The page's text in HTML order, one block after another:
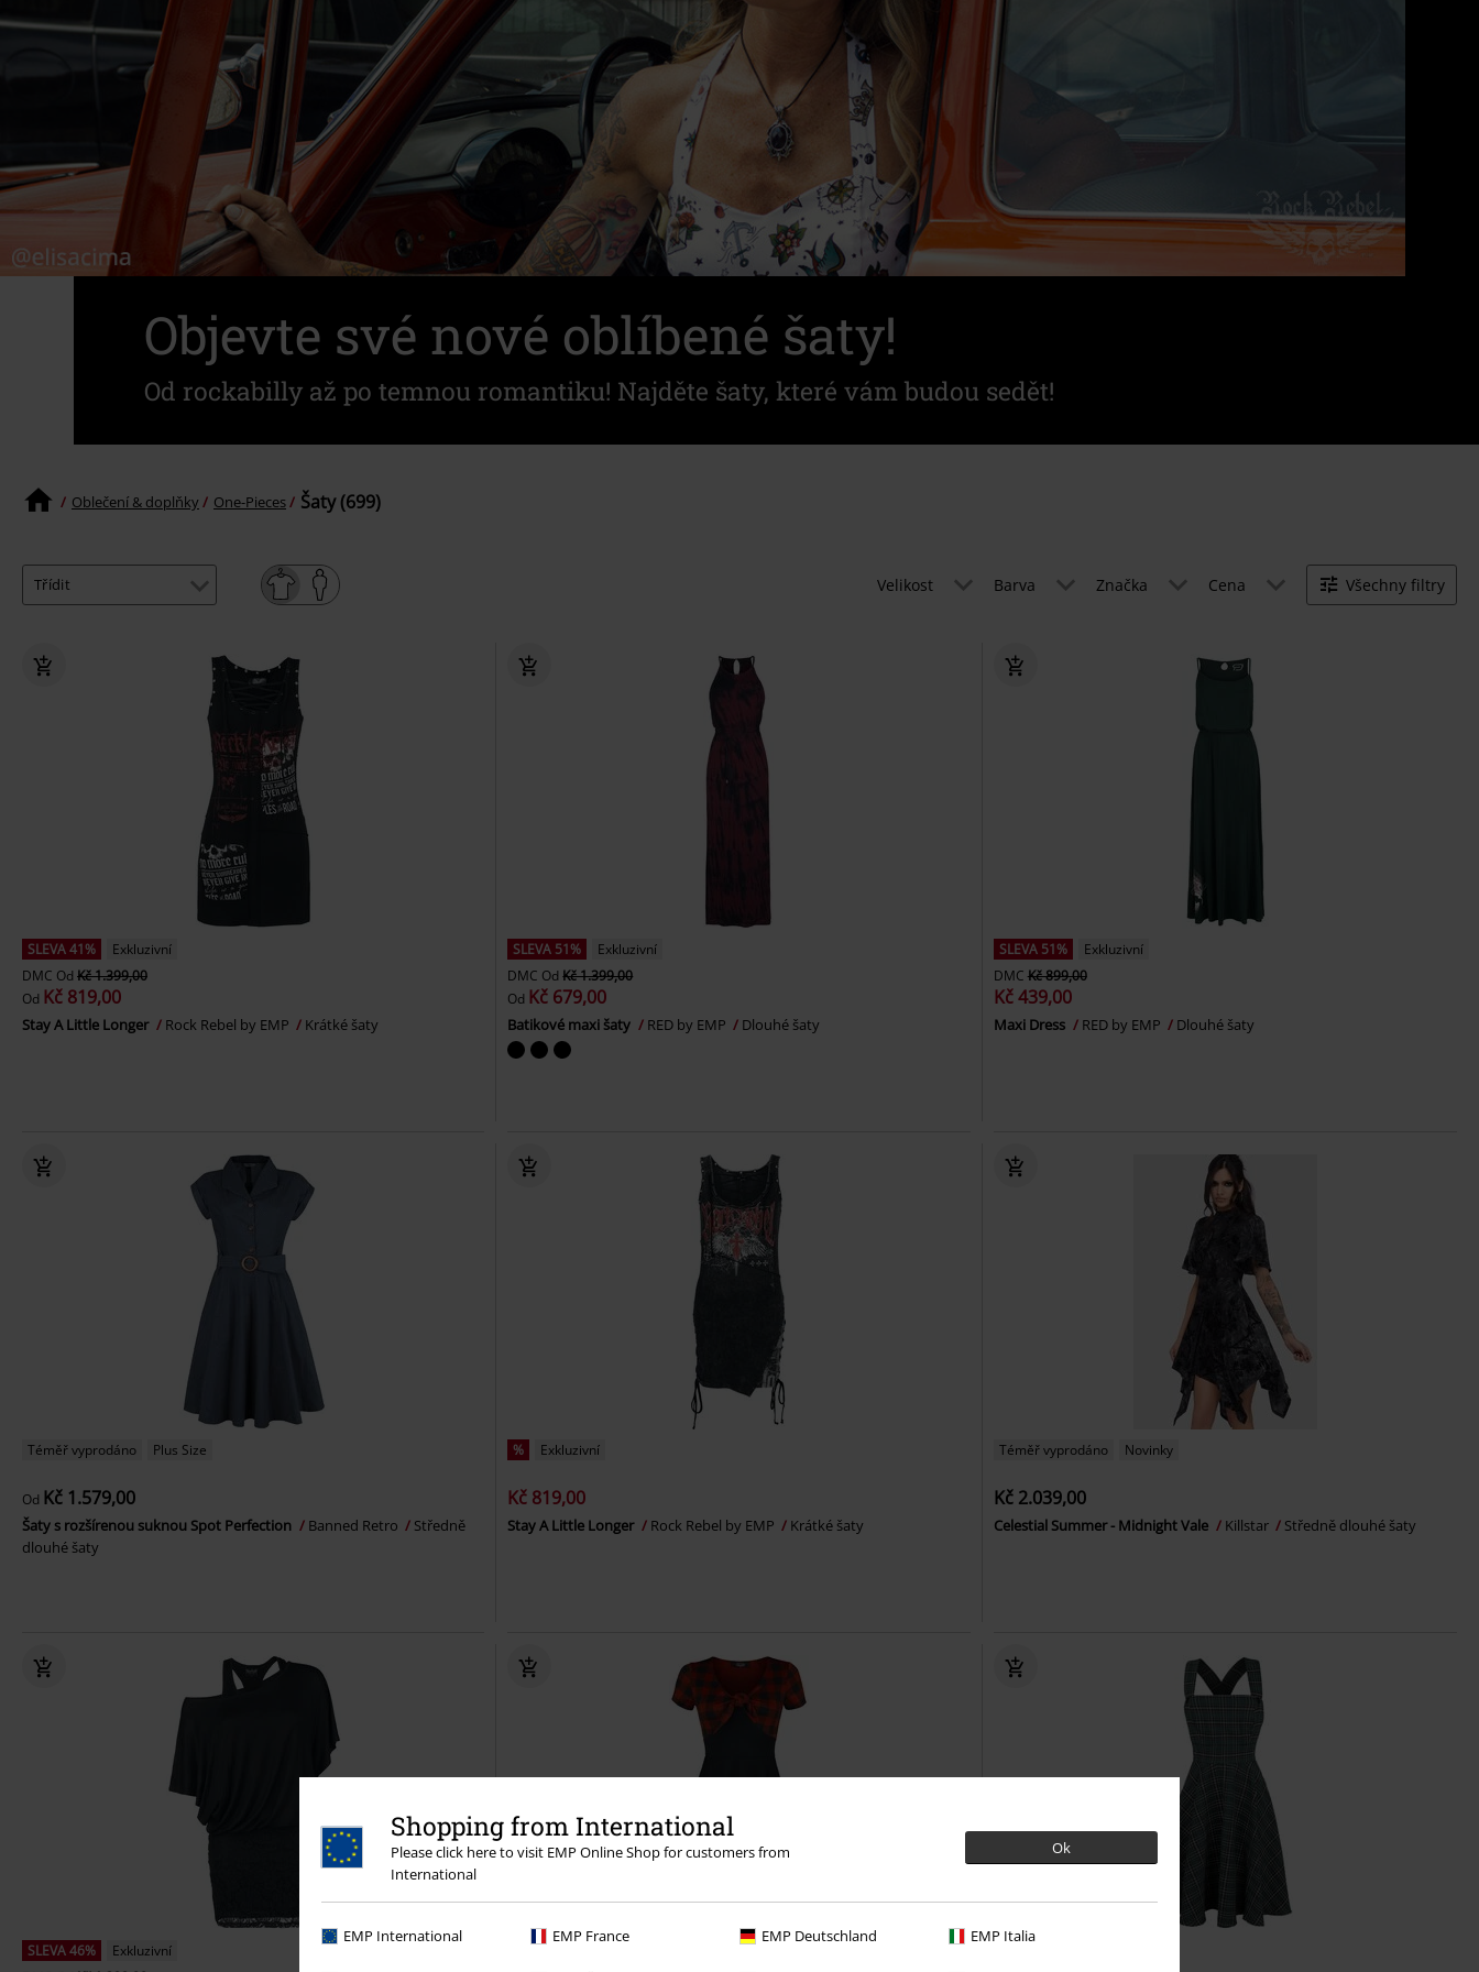
Shopping from International
Please click here to visit EMP Online Shop for customers from
International
Ok
EMP International EMP France EMP Deutschland EMP Italia
Objevte své nové oblíbené šaty!
Od rockabilly až po temnou romantiku! Najděte šaty, které vám budou sedět!
Oblečení & doplňky One-Pieces Šaty (699)
Velikost Barva Značka Cena Všechny filtry
SLEVA 41%
Exkluzivní
DMC Od Kč 1.399,00
Od Kč 819,00
Stay A Little Longer Rock Rebel by EMP Krátké šaty
SLEVA 51%
Exkluzivní
DMC OdKč 1.399,00
Od Kč 679,00
Batikové maxi šaty RED by EMP Dlouhé šaty
SLEVA 51%
Exkluzivní
DMC Kč 899,00
Kč 439,00
Maxi Dress RED by EMP Dlouhé šaty
Téměř vyprodáno Plus Size
Od Kč 1.579,00
Šaty s rozšírenou suknou Spot Perfection Banned Retro
Středně
dlouhé šaty
% Exkluzivní
Kč 819,00
Stay A Little Longer Rock Rebel by EMP Krátké šaty
Téměř vyprodáno Novinky
Kč 2.039,00
Celestial Summer - Midnight Vale Killstar Středně dlouhé šaty
SLEVA 46%
Exkluzivní
Téměř vyprodáno